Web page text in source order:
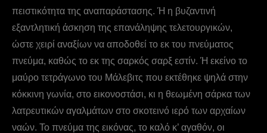
πειστικότητα της αναπαράστασης. Ή η βυζαντινή
εξαντλητική άσκηση της επανάληψης τελετουργικών,
ώστε χειρί αναξίων να αποδοθεί το εκ του πνεύματος
πνεύμα, καθώς το εκ της σαρκός σαρξ εστίν. Ή εκείνο το
μαύρο τετράγωνο του Mάλεβιτς που εκτέθηκε ψηλά στην
κόκκινη γωνία, στο εικονοστάσι, κι η θεωμένη σάρκα των
λατρευτικών αγαλμάτων στο σκοτεινό ιερό των αρχαίων
ναών. Το πνεύμα της εικόνας, το καλό κ’ αγαθόν, οι